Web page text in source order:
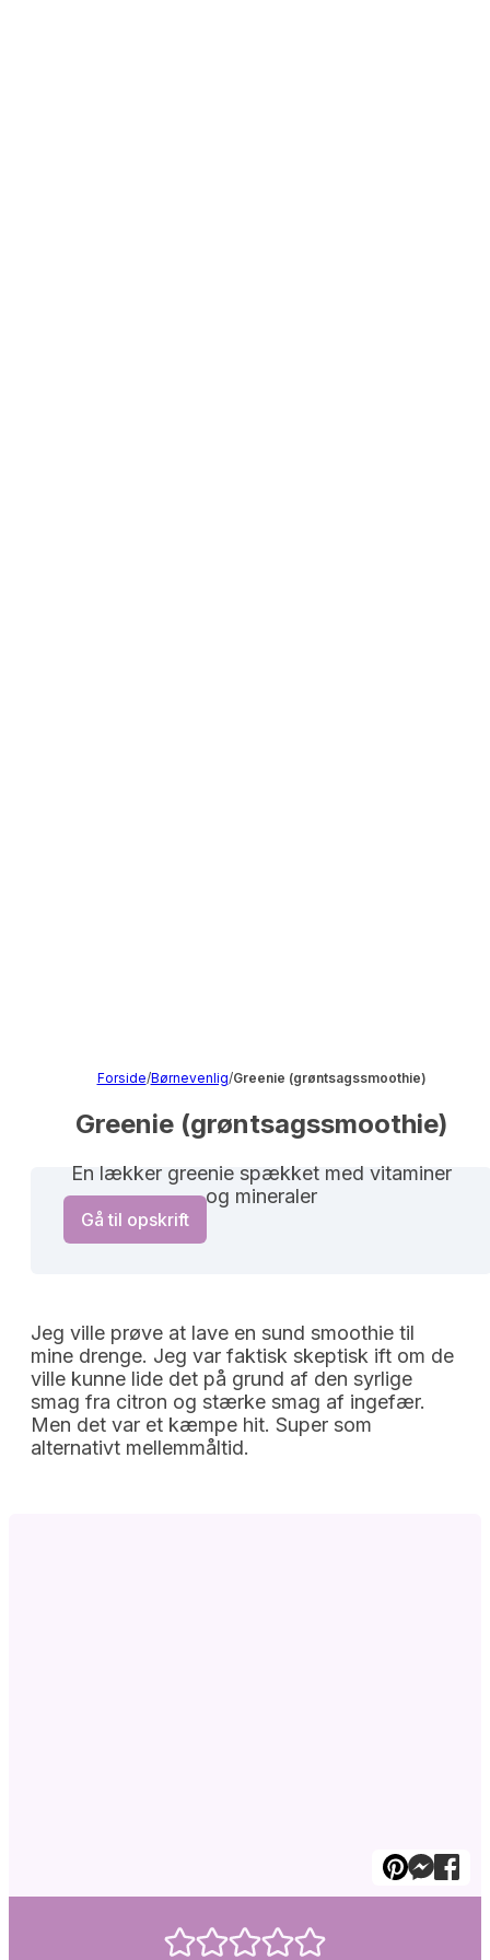
Forside/Børnevenlig/Greenie (grøntsagssmoothie)
Greenie (grøntsagssmoothie)
En lækker greenie spækket med vitaminer
og mineraler
Gå til opskrift
Jeg ville prøve at lave en sund smoothie til
mine drenge. Jeg var faktisk skeptisk ift om de
ville kunne lide det på grund af den syrlige
smag fra citron og stærke smag af ingefær.
Men det var et kæmpe hit. Super som
alternativt mellemmåltid.